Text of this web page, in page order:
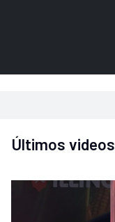
Últimos videos